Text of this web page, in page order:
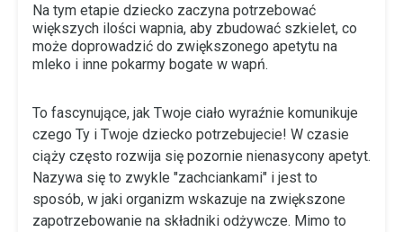
Na tym etapie dziecko zaczyna potrzebować
większych ilości wapnia, aby zbudować szkielet, co
może doprowadzić do zwiększonego apetytu na
mleko i inne pokarmy bogate w wapń.
To fascynujące, jak Twoje ciało wyraźnie komunikuje
czego Ty i Twoje dziecko potrzebujecie! W czasie
ciąży często rozwija się pozornie nienasycony apetyt.
Nazywa się to zwykle "zachciankami" i jest to
sposób, w jaki organizm wskazuje na zwiększone
zapotrzebowanie na składniki odżywcze. Mimo to